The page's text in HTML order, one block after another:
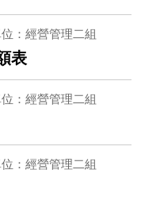
：經營管理二組
表
：經營管理二組
：經營管理二組